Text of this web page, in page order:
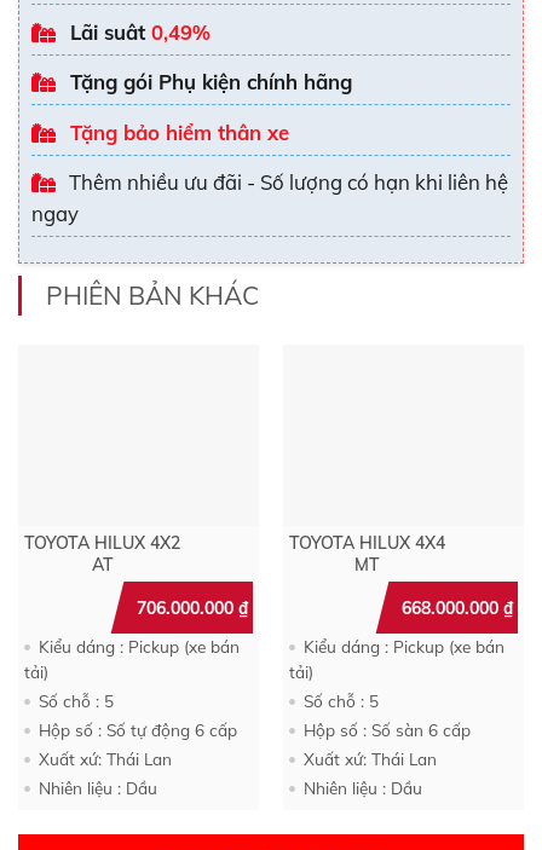
Lãi suât 0,49%
Tặng gói Phụ kiện chính hãng
Tặng bảo hiểm thân xe
Thêm nhiều ưu đãi - Số lượng có hạn khi liên hệ
ngay
PHIÊN BẢN KHÁC
TOYOTA HILUX 4X2
AT
706.000.000₫
Kiểu dáng : Pickup (xe bán
tải)
Số chỗ : 5
Hộp số : Số tự động 6 cấp
Xuất xứ: Thái Lan
Nhiên liệu : Dầu
TOYOTA HILUX 4X4
MT
668.000.000₫
Kiểu dáng : Pickup (xe bán
tải)
Số chỗ : 5
Hộp số : Số sàn 6 cấp
Xuất xứ: Thái Lan
Nhiên liệu : Dầu